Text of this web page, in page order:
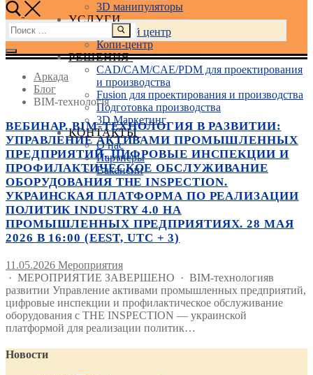
3D манипуляторы
УСЛУГИ
Учебный центр
Копи-центр
РЕШЕНИЯ
CAD/CAM/CAE/PDM для проектирования
и производства
Fusion для проектирования и производства
Подготовка производства
3D Маркетинг
КОНТАКТЫ
О нас
Партнеры
Вакансии
Найти:
Аркада
Блог
BIM-технологія
ВЕБИНАР. BIM-ТЕХНОЛОГИЯ В РАЗВИТИИ:
УПРАВЛЕНИЕ АКТИВАМИ ПРОМЫШЛЕННЫХ
ПРЕДПРИЯТИЙ, ЦИФРОВЫЕ ИНСПЕКЦИИ И
ПРОФИЛАКТИЧЕСКОЕ ОБСЛУЖИВАНИЕ
ОБОРУДОВАНИЯ THE INSPECTION.
УКРАИНСКАЯ ПЛАТФОРМА ПО РЕАЛИЗАЦИИ
ПОЛИТИК INDUSTRY 4.0 НА
ПРОМЫШЛЕННЫХ ПРЕДПРИЯТИЯХ. 28 МАЯ
2026 В 16:00 (EEST, UTC + 3)
11.05.2026 Мероприятия
· МЕРОПРИЯТИЕ ЗАВЕРШЕНО · BIM-технологияв
развитии Управление активами промышленных предприятий,
цифровые инспекции и профилактическое обслуживание
оборудования с THE INSPECTION — украинской
платформой для реализации политик…
Новости